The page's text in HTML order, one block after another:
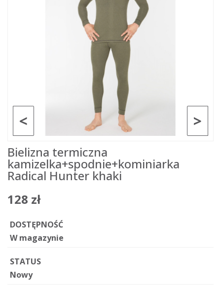
>
<
Bielizna termiczna
kamizelka+spodnie+kominiarka
Radical Hunter khaki
128 zł
DOSTĘPNOŚĆ
W magazynie
STATUS
Nowy